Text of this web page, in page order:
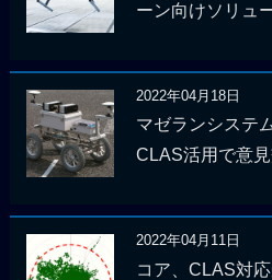
ーン向けソリュ
2022年04月18日
マゼランシステ
CLAS活用で意
2022年04月11日
コア、CLAS対